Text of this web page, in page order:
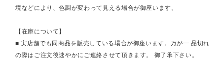
境などにより、色調が変わって見える場合が御座います。
【在庫について】
■ 実店舗でも同商品を販売している場合が御座います。万が一 品切れ
の際はご注文後速やかにご連絡させて頂きます。 御了承下さい。